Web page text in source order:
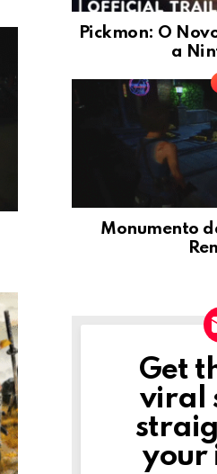
Pickmon: O
a
Monumento
Get
viral
your